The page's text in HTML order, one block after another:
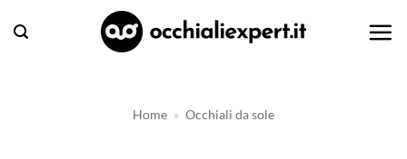
Home » Occhiali da sole